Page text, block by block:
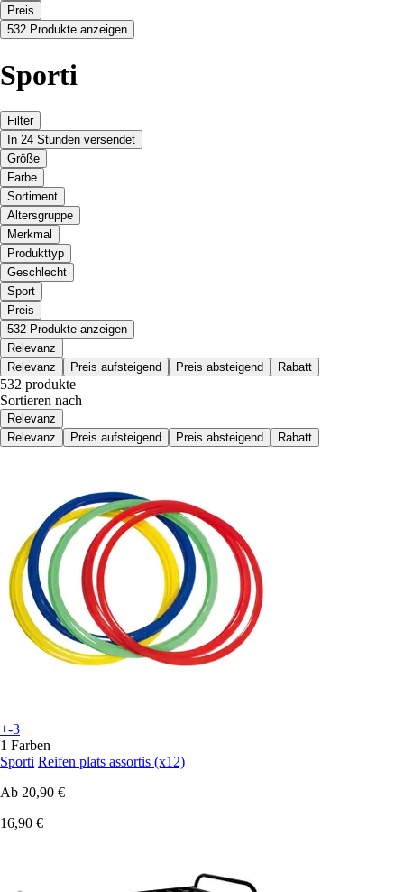
Preis
532 Produkte anzeigen
Sporti
Filter
In 24 Stunden versendet
Größe
Farbe
Sortiment
Altersgruppe
Merkmal
Produkttyp
Geschlecht
Sport
Preis
532 Produkte anzeigen
Relevanz
Relevanz
Preis aufsteigend Preis absteigend Rabatt
532 produkte
Sortieren nach
Relevanz
Relevanz
Preis aufsteigend Preis absteigend Rabatt
+-3
1 Farben
Sporti Reifen plats assortis (x12)
Ab 20,90 €
16,90 €